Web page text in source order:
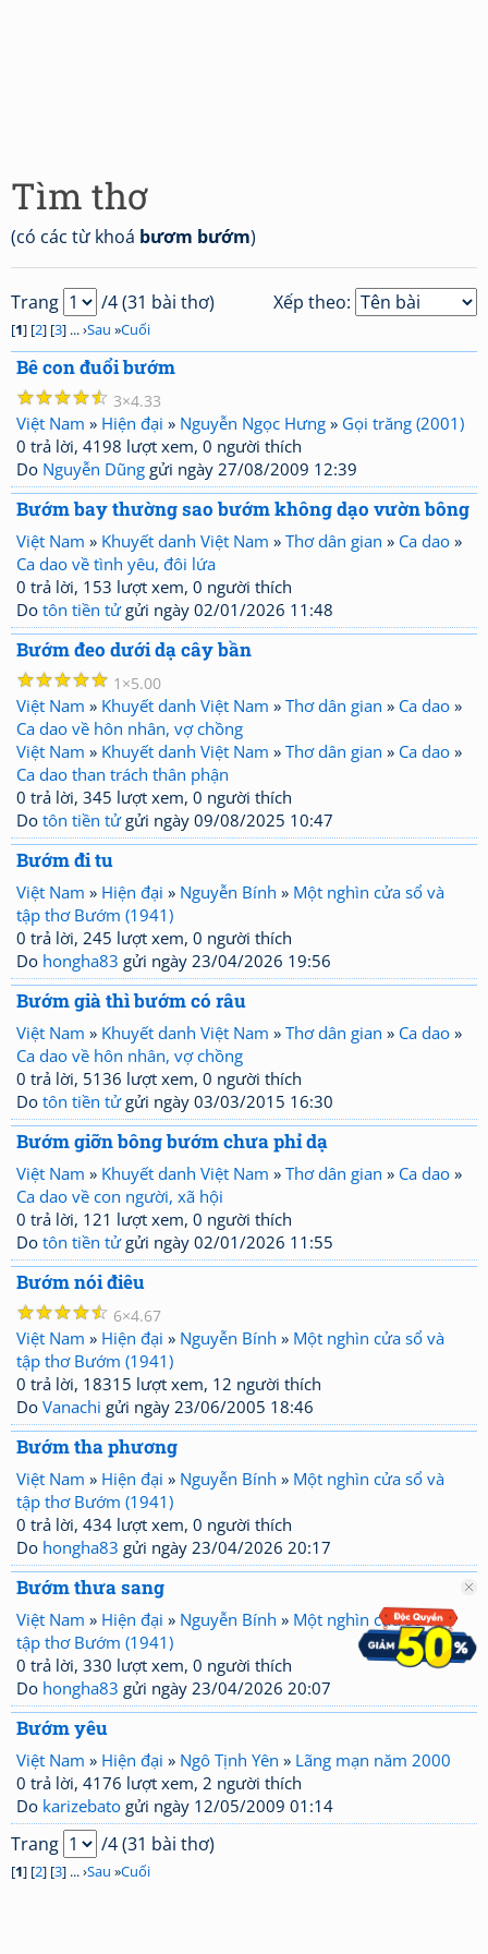
Tìm thơ
(có các từ khoá bươm bướm)
Xếp theo:
Trang /4 (31 bài thơ)
[1] [2] [3] ... ›Sau »Cuối
Bê con đuổi bướm
☆
☆
☆
☆
☆ 3 4.33
Việt Nam » Hiện đại » Nguyễn Ngọc Hưng » Gọi trăng (2001)
0 trả lời, 4198 lượt xem, 0 người thích
Do Nguyễn Dũng gửi ngày 27/08/2009 12:39
Bướm bay thường sao bướm không dạo vườn bông
Việt Nam » Khuyết danh Việt Nam » Thơ dân gian » Ca dao »
Ca dao về tình yêu, đôi lứa
0 trả lời, 153 lượt xem, 0 người thích
Do tôn tiền tửgửi ngày 02/01/2026 11:48
Bướm đeo dưới dạ cây bần
☆
☆
☆
☆
☆ 1 5.00
Việt Nam » Khuyết danh Việt Nam » Thơ dân gian » Ca dao »
Ca dao về hôn nhân, vợ chồng
Việt Nam » Khuyết danh Việt Nam » Thơ dân gian » Ca dao »
Ca dao than trách thân phận
0 trả lời, 345 lượt xem, 0 người thích
Do tôn tiền tửgửi ngày 09/08/2025 10:47
Bướm đi tu
Việt Nam » Hiện đại » Nguyễn Bính » Một nghìn cửa sổ và
tập thơ Bướm (1941)
0 trả lời, 245 lượt xem, 0 người thích
Do hongha83 gửi ngày 23/04/2026 19:56
Bướm già thì bướm có râu
Việt Nam » Khuyết danh Việt Nam » Thơ dân gian » Ca dao »
Ca dao về hôn nhân, vợ chồng
0 trả lời, 5136 lượt xem, 0 người thích
Do tôn tiền tửgửi ngày 03/03/2015 16:30
Bướm giỡn bông bướm chưa phỉ dạ
Việt Nam » Khuyết danh Việt Nam » Thơ dân gian » Ca dao »
Ca dao về con người, xã hội
0 trả lời, 121 lượt xem, 0 người thích
Do tôn tiền tửgửi ngày 02/01/2026 11:55
Bướm nói điêu
☆
☆
☆
☆
☆ 6 4.67
Việt Nam » Hiện đại » Nguyễn Bính » Một nghìn cửa sổ và
tập thơ Bướm (1941)
0 trả lời, 18315 lượt xem, 12 người thích
Do Vanachi gửi ngày 23/06/2005 18:46
Bướm tha phương
Việt Nam » Hiện đại » Nguyễn Bính » Một nghìn cửa sổ và
tập thơ Bướm (1941)
0 trả lời, 434 lượt xem, 0 người thích
Do hongha83 gửi ngày 23/04/2026 20:17
Bướm thưa sang
Việt Nam » Hiện đại » Nguyễn Bính » Một nghìn cửa sổ và
tập thơ Bướm (1941)
0 trả lời, 330 lượt xem, 0 người thích
Do hongha83 gửi ngày 23/04/2026 20:07
Bướm yêu
Việt Nam » Hiện đại » Ngô Tịnh Yên » Lãng mạn năm 2000
0 trả lời, 4176 lượt xem, 2 người thích
Do karizebato gửi ngày 12/05/2009 01:14
Trang /4 (31 bài thơ)
[1] [2] [3] ... ›Sau »Cuối